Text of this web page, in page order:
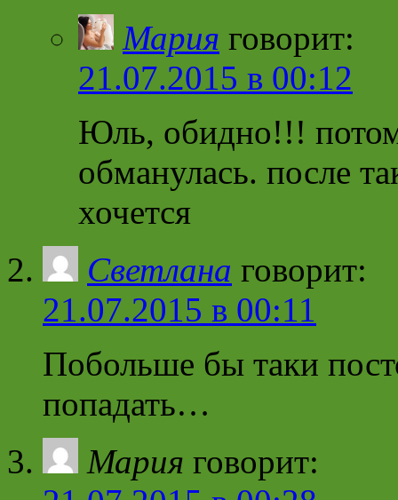
Мария говорит:
21.07.2015 в 00:12
Юль, обидно!!!
обманулась. после
хочется
Светлана говорит:
21.07.2015 в 00:11
Побольше бы таки
попадать…
Мария говорит: